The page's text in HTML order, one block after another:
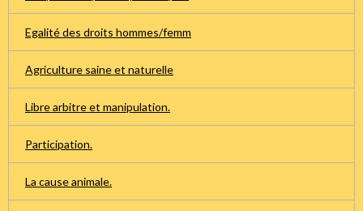
Egalité des droits hommes/femm
Agriculture saine et naturelle
Libre arbitre et manipulation.
Participation.
La cause animale.